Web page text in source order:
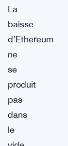
La
baisse
d’Ethereum
ne
se
produit
pas
dans
le